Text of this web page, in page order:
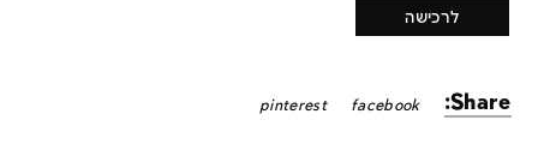
לרכישה
Share:
facebook
pinterest